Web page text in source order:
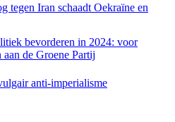
tegen Iran schaadt Oekraïne en
bevorderen in 2024: voor
aan de Groene Partij
anti-imperialisme